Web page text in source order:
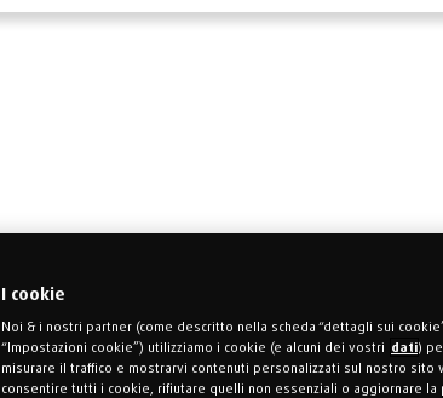
I cookie
Noi & i nostri partner (come descritto nella scheda “dettagli sui
“Impostazioni cookie”) utilizziamo i cookie (e alcuni dei vostri dati)
misurare il traffico e mostrarvi contenuti personalizzati sul nostro sito
consentire tutti i cookie, rifiutare quelli non essenziali o aggiornare